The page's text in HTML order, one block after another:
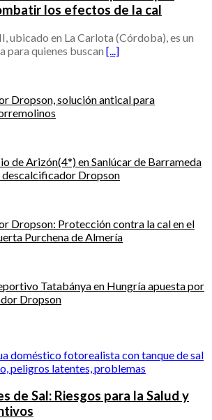
los efectos de la cal
ubicado en La Carlota (Córdoba), es un
para quienes buscan [...]
Dropson, solución antical para
de Arizón(4*) en Sanlúcar de Barrameda
descalcificador Dropson
Dropson: Protección contra la cal en el
Purchena de Almería
Tatabánya en Hungría apuesta por
Dropson
de Sal: Riesgos para la Salud y